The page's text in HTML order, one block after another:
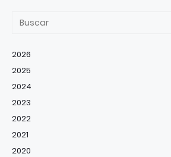
2026
2025
2024
2023
2022
2021
2020